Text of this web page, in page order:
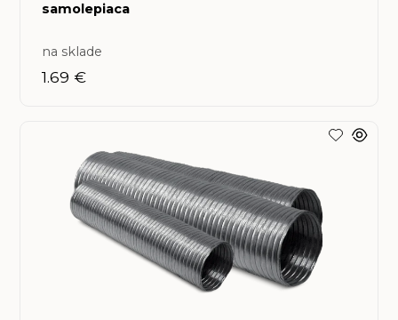
samolepiaca
na sklade
1.69 €